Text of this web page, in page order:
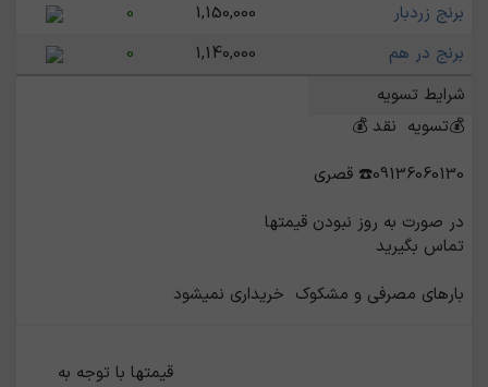
برنج زردبار
1,150,000
0
برنج در هم
1,140,000
0
شرایط تسویه
بارهای مصرفی و مشکوک  خریداری نمیشود